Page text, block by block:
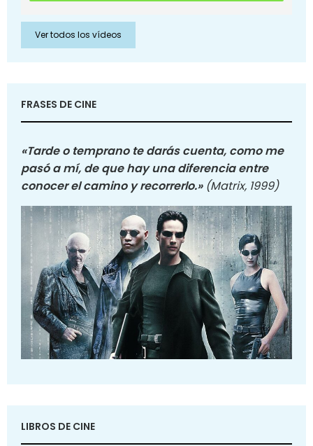
Ver todos los vídeos
FRASES DE CINE
«Tarde o temprano te darás cuenta, como me
pasó a mí, de que hay una diferencia entre
conocer el camino y recorrerlo.» (Matrix, 1999)
LIBROS DE CINE